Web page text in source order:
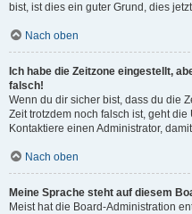
bist, ist dies ein guter Grund, dies
Nach oben
Ich habe die Zeitzone eingestellt,
falsch!
Wenn du dir sicher bist, dass du die
Zeit trotzdem noch falsch ist, geht
Kontaktiere einen Administrator,
Nach oben
Meine Sprache steht auf diesem
Meist hat die Board-Administration